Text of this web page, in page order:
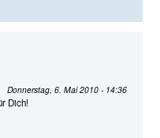
Donnerstag, 6. Mai 2010 - 14:36
Dich!